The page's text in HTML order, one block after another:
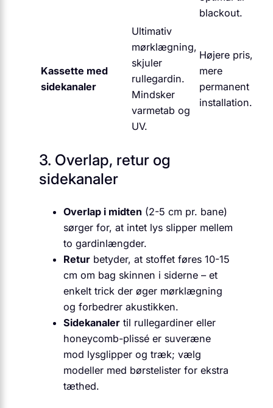
blackout.
Kassette med
sidekanaler
Ultimativ
mørklægning,
skjuler
rullegardin.
Mindsker
varmetab og
UV.
Højere pris,
mere
permanent
installation.
3. Overlap, retur og
sidekanaler
Overlap i midten (2-5 cm pr. bane)
sørger for, at intet lys slipper mellem
to gardinlængder.
Retur betyder, at stoffet føres 10-15
cm om bag skinnen i siderne – et
enkelt trick der øger mørklægning
og forbedrer akustikken.
Sidekanaler til rullegardiner eller
honeycomb-plissé er suveræne
mod lysglipper og træk; vælg
modeller med børstelister for ekstra
tæthed.